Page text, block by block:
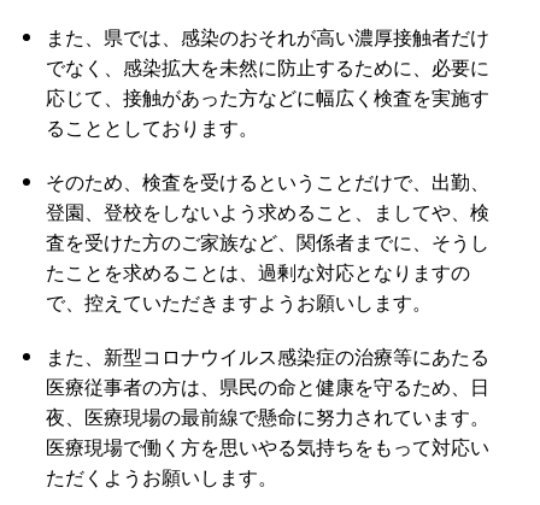
また、県では、感染のおそれが高い濃厚接触者だけ
でなく、感染拡大を未然に防止するために、必要に
応じて、接触があった方などに幅広く検査を実施す
ることとしております。
そのため、検査を受けるということだけで、出勤、
登園、登校をしないよう求めること、ましてや、検
査を受けた方のご家族など、関係者までに、そうし
たことを求めることは、過剰な対応となりますの
で、控えていただきますようお願いします。
また、新型コロナウイルス感染症の治療等にあたる
医療従事者の方は、県民の命と健康を守るため、日
夜、医療現場の最前線で懸命に努力されています。
医療現場で働く方を思いやる気持ちをもって対応い
ただくようお願いします。